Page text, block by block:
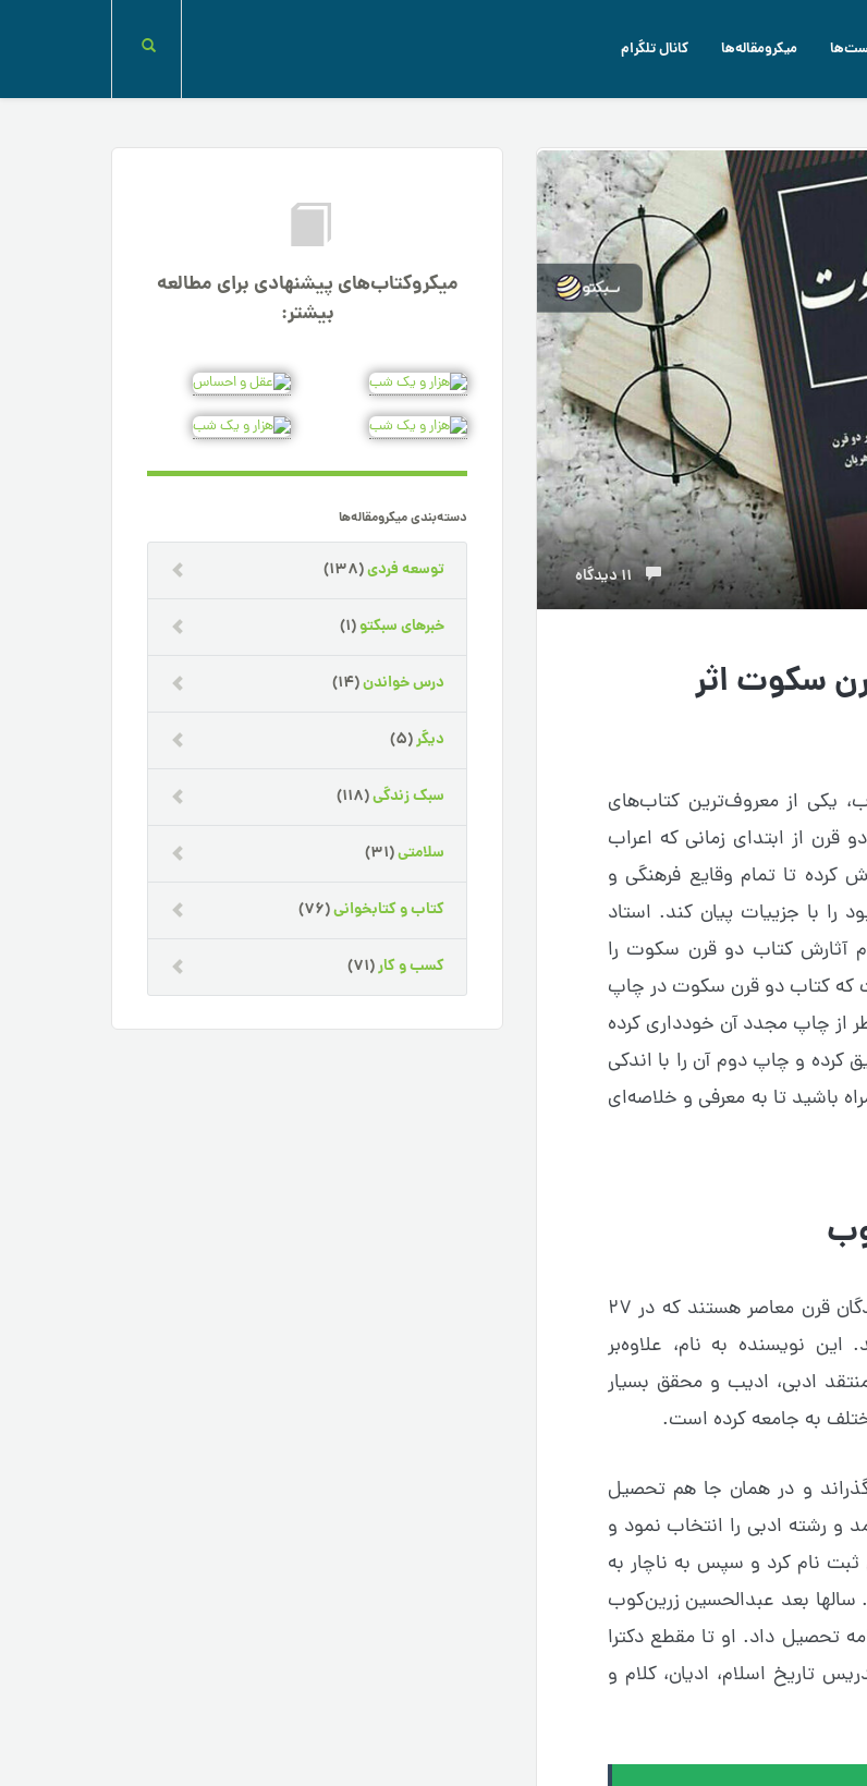
میکرومقاله‌ها کانال تلگرام
11 دیدگاه
سکوت اثر
یکی از معروف‌ترین کتاب‌های
از ابتدای زمانی که اعراب
کرده تا تمام وقایع فرهنگی و
را با جزییات پیان کند. استاد
آثارش کتاب دو قرن سکوت را
که کتاب دو قرن سکوت در چاپ
از چاپ مجدد آن خودداری کرده
کرده و چاپ دوم آن را با اندکی
باشید تا به معرفی و خلاصه‌ای
استاد عبدالحسین زرین‌کوب یکی از بزرگ‌ترین نویسندگان قرن معاصر هستند که در ۲۷
آمدند. این نویسنده به نام، علاوه‌بر
ادبی، ادیب و محقق بسیار
به جامعه کرده است.
گذراند و در همان جا هم تحصیل
و رشته ادبی را انتخاب نمود و
نام کرد و سپس به ناچار به
بعد عبدالحسین زرین‌کوب
تحصیل داد. او تا مقطع دکترا
تاریخ اسلام، ادیان، کلام و
میکروکتاب‌های پیشنهادی برای مطالعه
بیشتر:
دسته‌بندی میکرومقاله‌ها
توسعه فردی(138)
خبرهای سبکتو(1)
درس خواندن(14)
دیگر(5)
سبک زندگی(118)
سلامتی(31)
کتاب و کتابخوانی(76)
کسب و کار(71)